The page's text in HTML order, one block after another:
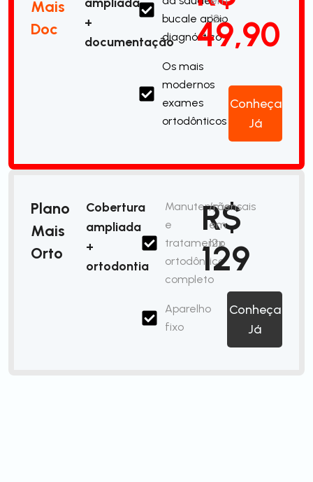
Mais
Doc
+
documentação
bucale apoio
diagnóstico
Os mais
modernos
exames
ortodônticos
49,90
12x
Conheça
Já
Plano
Mais
Orto
Cobertura
ampliada
+
ortodontia
Manutenção
e
tratamento
ortodôntico
completo
Aparelho
fixo
R$
129
/mensais
em
12x
Conheça
Já